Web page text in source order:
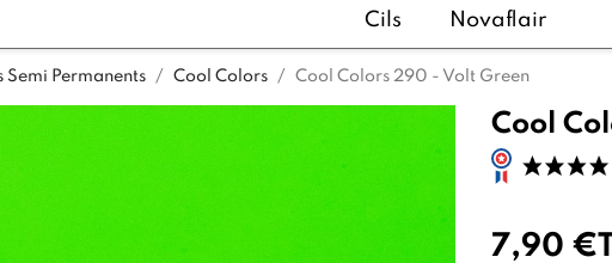
Cils Novaflair
Semi Permanents Cool Colors Cool Colors 290 - Volt Green
Cool
7,90 €